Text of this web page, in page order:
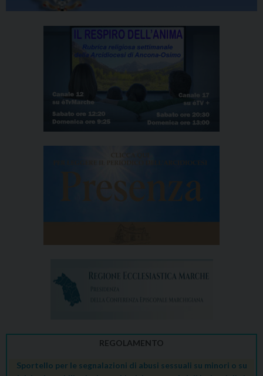
REGOLAMENTO
Sportello per le segnalazioni di abusi sessuali su minori o su